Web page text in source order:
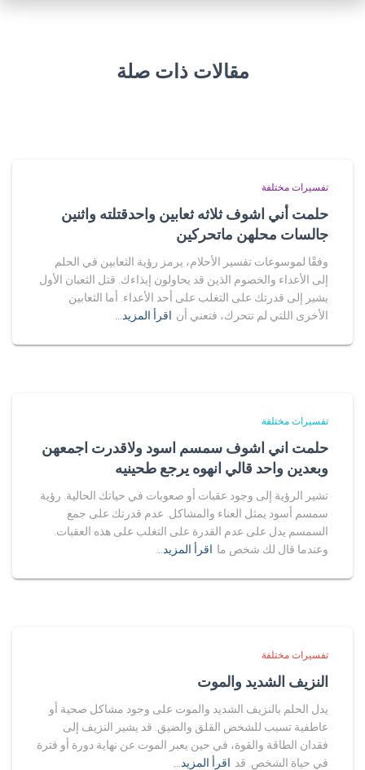
مقالات ذات صلة
تفسيرات مختلفة
حلمت أني اشوف ثلاثه ثعابين واحدقتلته واثنين
جالسات محلهن ماتحركين
وفقًا لموسوعات تفسير الأحلام، يرمز رؤية الثعابين في الحلم
إلى الأعداء والخصوم الذين قد يحاولون إيذاءك. قتل الثعبان الأول
يشير إلى قدرتك على التغلب على أحد الأعداء. أما الثعابين
الأخرى اللتي لم تتحرك، فتعني أن اقرأ المزيد…
تفسيرات مختلفة
حلمت اني اشوف سمسم اسود ولاقدرت اجمعهن
وبعدين واحد قالي انهوه يرجع طحينيه
تشير الرؤية إلى وجود عقبات أو صعوبات في حياتك الحالية. رؤية
سمسم أسود يمثل العناء والمشاكل. عدم قدرتك على جمع
السمسم يدل على عدم القدرة على التغلب على هذه العقبات.
وعندما قال لك شخص ما اقرأ المزيد…
تفسيرات مختلفة
النزيف الشديد والموت
يدل الحلم بالنزيف الشديد والموت على وجود مشاكل صحية أو
عاطفية تسبب للشخص القلق والضيق. قد يشير النزيف إلى
فقدان الطاقة والقوة، في حين يعبر الموت عن نهاية دورة أو فترة
في حياة الشخص. قد اقرأ المزيد…